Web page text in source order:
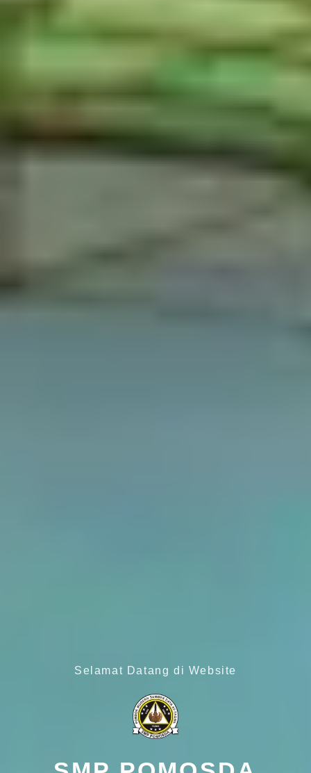
Selamat Datang di Website